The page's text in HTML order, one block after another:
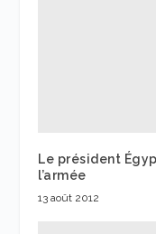
Le président
l’armée
13 août 2012